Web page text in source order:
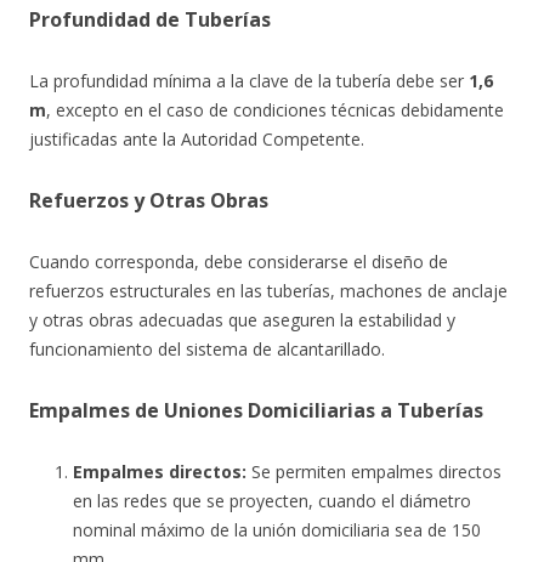
Profundidad de Tuberías
La profundidad mínima a la clave de la tubería debe ser 1,6
m, excepto en el caso de condiciones técnicas debidamente
justificadas ante la Autoridad Competente.
Refuerzos y Otras Obras
Cuando corresponda, debe considerarse el diseño de
refuerzos estructurales en las tuberías, machones de anclaje
y otras obras adecuadas que aseguren la estabilidad y
funcionamiento del sistema de alcantarillado.
Empalmes de Uniones Domiciliarias a Tuberías
Empalmes directos: Se permiten empalmes directos
en las redes que se proyecten, cuando el diámetro
nominal máximo de la unión domiciliaria sea de 150